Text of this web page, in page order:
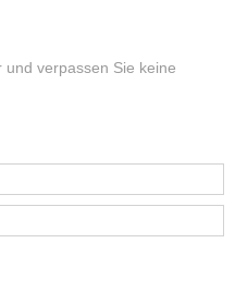
verpassen Sie keine